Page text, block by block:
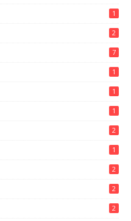
1
2
7
1
1
1
2
1
2
2
2